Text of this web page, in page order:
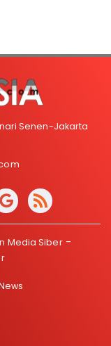
Senen-Jakarta
Media Siber